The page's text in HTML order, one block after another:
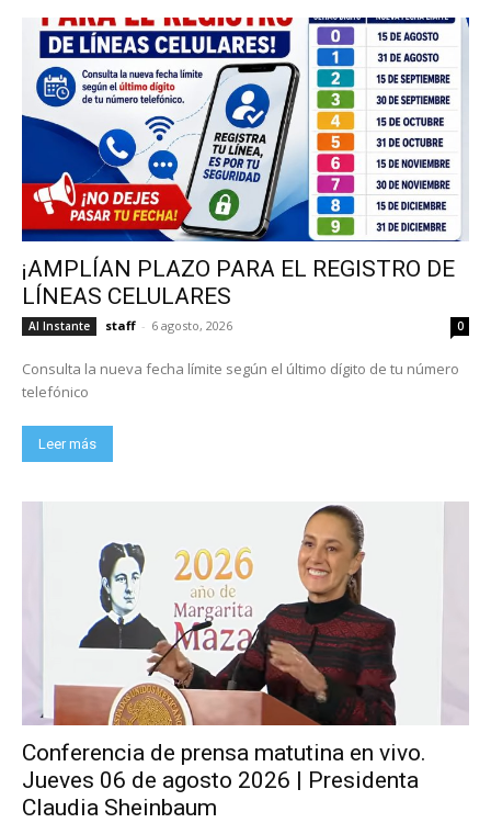
¡AMPLÍAN PLAZO PARA EL REGISTRO DE
LÍNEAS CELULARES
Al Instante staff - 6 agosto, 2026 0
Consulta la nueva fecha límite según el último dígito de tu número
telefónico
Leer más
Conferencia de prensa matutina en vivo.
Jueves 06 de agosto 2026 | Presidenta
Claudia Sheinbaum